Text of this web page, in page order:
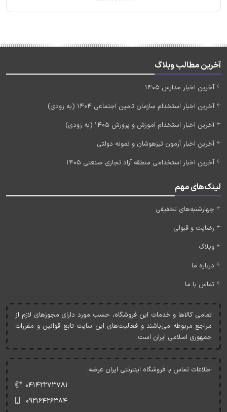
آخرین مطالب وبلاگ
آخرین اخبار مدارس 1405
آخرین اخبار استخدام سازمان تامین اجتماعی 1404 (به زودی)
آخرین اخبار استخدام آموزش و پرورش 1405 (به زودی)
آخرین اخبار آزمون تیزهوشان و نمونه دولتی
آخرین اخبار استخدامی منطقه آزاد تجاری صنعتی 1405
لینک‌های مهم
چهارشنبه‌های تخفیفی
رضایت و قبولی
وبلاگ
درباره ما
تماس با ما
تمامی کالاها و خدمات اين فروشگاه، حسب مورد دارای مجوزهای لازم از
مراجع مربوطه می‌باشند و فعاليت‌های اين سايت تابع قوانين و مقررات
جمهوری اسلامی ايران است.
اطلاعات تماس با فروشگاه اینترنتی ایران عرضه:
۰۴۱۴۲۲۷۳۷۸۱
۰۹۲۱۶۴۲۶۳۸۴